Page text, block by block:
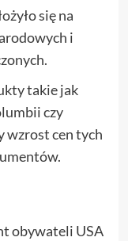
się na
i
takie jak
czy
wzrost cen tych
obywateli USA